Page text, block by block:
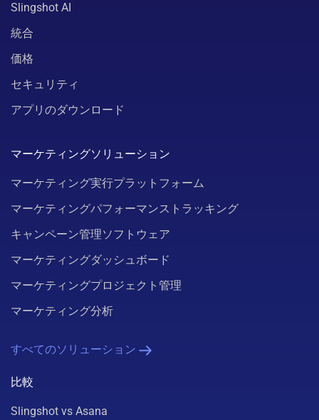
Slingshot AI
統合
価格
セキュリティ
アプリのダウンロード
マーケティングソリューション
マーケティング実行プラットフォーム
マーケティングパフォーマンストラッキング
キャンペーン管理ソフトウェア
マーケティングダッシュボード
マーケティングプロジェクト管理
マーケティング分析
すべてのソリューション
比較
Slingshot vs Asana